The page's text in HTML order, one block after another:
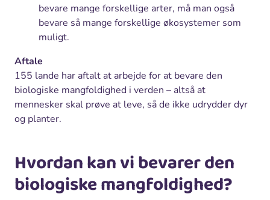
bevare mange forskellige arter, må man også
bevare så mange forskellige økosystemer som
muligt.
Aftale
155 lande har aftalt at arbejde for at bevare den
biologiske mangfoldighed i verden – altså at
mennesker skal prøve at leve, så de ikke udrydder dyr
og planter.
Hvordan kan vi bevarer den
biologiske mangfoldighed?